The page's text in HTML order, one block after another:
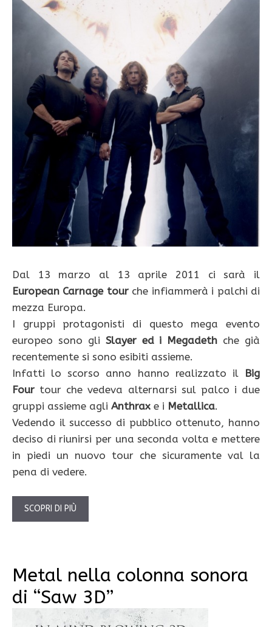
Dal 13 marzo al 13 aprile 2011 ci sarà il
European Carnage tourche infiammerà i palchi di
mezza Europa.
I gruppi protagonisti di questo mega evento
europeo sono gli Slayer ed i Megadeth che già
recentemente si sono esibiti assieme.
Infatti lo scorso anno hanno realizzato il Big
Four tour che vedeva alternarsi sul palco i due
gruppi assieme agli Anthrax e i Metallica.
Vedendo il successo di pubblico ottenuto, hanno
deciso di riunirsi per una seconda volta e mettere
in piedi un nuovo tour che sicuramente val la
pena di vedere.
SCOPRI DI PIÙ
Metal nella colonna sonora
di “Saw 3D”